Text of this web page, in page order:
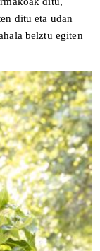
ditu eta udan
belztu egiten